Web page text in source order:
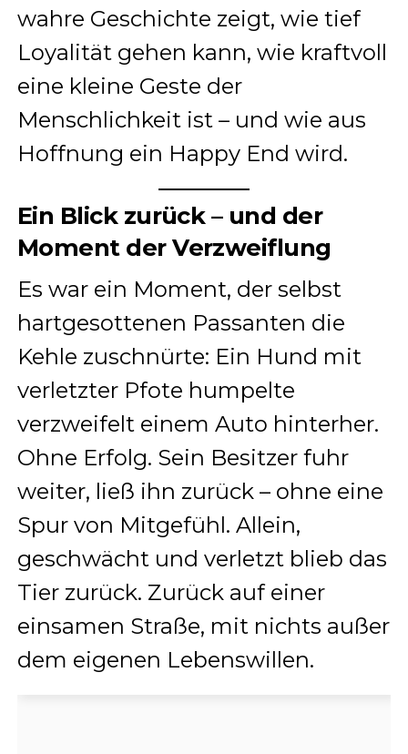
wahre Geschichte zeigt, wie tief
Loyalität gehen kann, wie kraftvoll
eine kleine Geste der
Menschlichkeit ist – und wie aus
Hoffnung ein Happy End wird.
Ein Blick zurück – und der
Moment der Verzweiflung
Es war ein Moment, der selbst
hartgesottenen Passanten die
Kehle zuschnürte: Ein Hund mit
verletzter Pfote humpelte
verzweifelt einem Auto hinterher.
Ohne Erfolg. Sein Besitzer fuhr
weiter, ließ ihn zurück – ohne eine
Spur von Mitgefühl. Allein,
geschwächt und verletzt blieb das
Tier zurück. Zurück auf einer
einsamen Straße, mit nichts außer
dem eigenen Lebenswillen.